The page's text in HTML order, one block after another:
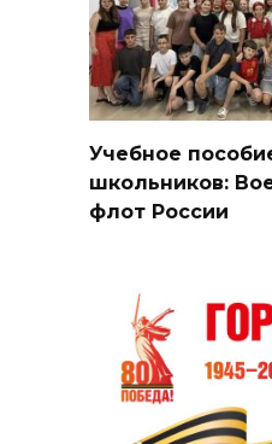
Учебное
школьников:
флот России